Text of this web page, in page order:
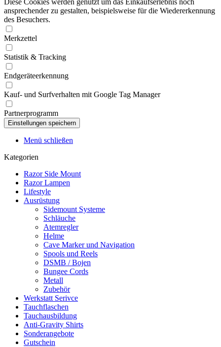
Diese Cookies werden genutzt um das Einkaufserlebnis noch
ansprechender zu gestalten, beispielsweise für die Wiedererkennung
des Besuchers.
Merkzettel
Statistik & Tracking
Endgeräteerkennung
Kauf- und Surfverhalten mit Google Tag Manager
Partnerprogramm
Menü schließen
Kategorien
Razor Side Mount
Razor Lampen
Lifestyle
Ausrüstung
Sidemount Systeme
Schläuche
Atemregler
Helme
Cave Marker und Navigation
Spools und Reels
DSMB / Bojen
Bungee Cords
Metall
Zubehör
Werkstatt Serivce
Tauchflaschen
Tauchausbildung
Anti-Gravity Shirts
Sonderangebote
Gutschein